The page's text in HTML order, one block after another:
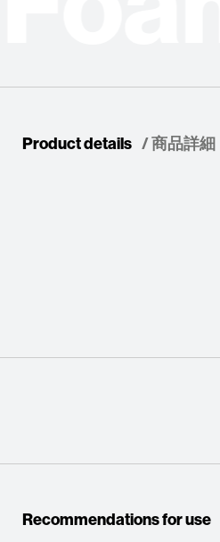
Product details / 商品詳細
Recommendations for use